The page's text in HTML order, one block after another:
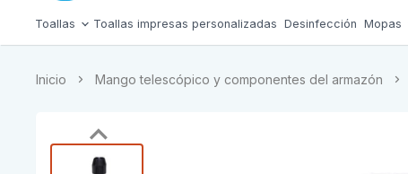
Toallas Toallas impresas personalizadas Desinfección Mopas
Inicio Mango telescópico y componentes del armazón